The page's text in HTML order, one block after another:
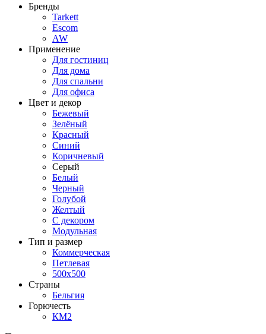
Бренды
Tarkett
Escom
AW
Применение
Для гостиниц
Для дома
Для спальни
Для офиса
Цвет и декор
Бежевый
Зелёный
Красный
Синий
Коричневый
Серый
Белый
Черный
Голубой
Желтый
С декором
Модульная
Тип и размер
Коммерческая
Петлевая
500х500
Страны
Бельгия
Горючесть
КМ2